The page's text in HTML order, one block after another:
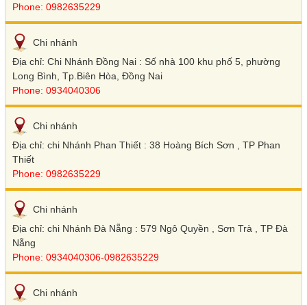
Phone: 0982635229
Chi nhánh
Địa chỉ: Chi Nhánh Đồng Nai : Số nhà 100 khu phố 5, phường
Long Bình, Tp.Biên Hòa, Đồng Nai
Phone: 0934040306
Chi nhánh
Địa chỉ: chi Nhánh Phan Thiết : 38 Hoàng Bích Sơn , TP Phan
Thiết
Phone: 0982635229
Chi nhánh
Địa chỉ: chi Nhánh Đà Nẵng : 579 Ngô Quyền , Sơn Trà , TP Đà
Nẵng
Phone: 0934040306-0982635229
Chi nhánh